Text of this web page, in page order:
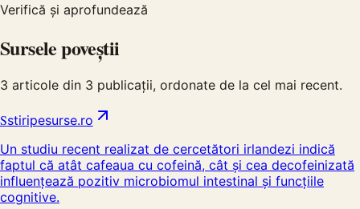
Verifică și aprofundează
Sursele poveștii
3 articole din 3 publicații, ordonate de la cel mai recent.
Sstiripesurse.ro
Un studiu recent realizat de cercetători irlandezi indică
faptul că atât cafeaua cu cofeină, cât şi cea decofeinizată
influenţează pozitiv microbiomul intestinal şi funcţiile
cognitive.